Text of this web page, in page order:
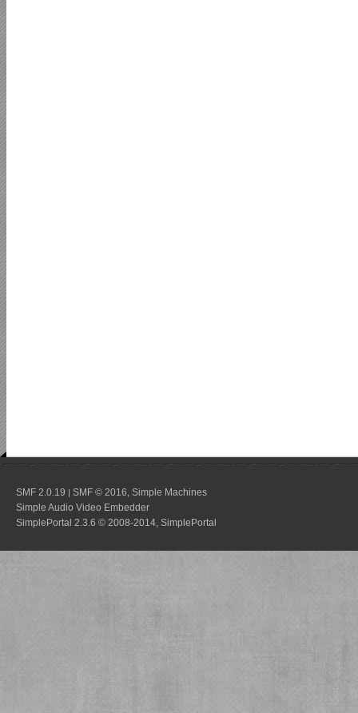
SMF 2.0.19 | SMF © 2016 Simple Machines
Simple Audio Video Embedder
SimplePortal 2.3.6 © 2008-2014, SimplePortal